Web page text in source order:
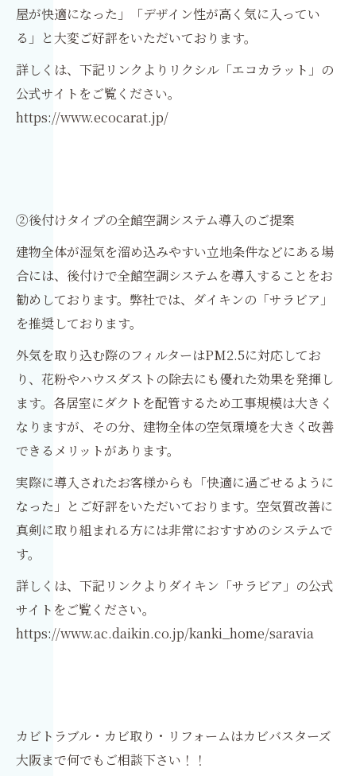
屋が快適になった」「デザイン性が高く気に入ってい
る」と大変ご好評をいただいております。
詳しくは、下記リンクよりリクシル「エコカラット」の
公式サイトをご覧ください。
https://www.ecocarat.jp/
②後付けタイプの全館空調システム導入のご提案
建物全体が湿気を溜め込みやすい立地条件などにある場
合には、後付けで全館空調システムを導入することをお
勧めしております。弊社では、ダイキンの「サラビア」
を推奨しております。
外気を取り込む際のフィルターはPM2.5に対応してお
り、花粉やハウスダストの除去にも優れた効果を発揮し
ます。各居室にダクトを配管するため工事規模は大きく
なりますが、その分、建物全体の空気環境を大きく改善
できるメリットがあります。
実際に導入されたお客様からも「快適に過ごせるように
なった」とご好評をいただいております。空気質改善に
真剣に取り組まれる方には非常におすすめのシステムで
す。
詳しくは、下記リンクよりダイキン「サラビア」の公式
サイトをご覧ください。
https://www.ac.daikin.co.jp/kanki_home/saravia
カビトラブル・カビ取り・リフォームはカビバスターズ
大阪まで何でもご相談下さい！！